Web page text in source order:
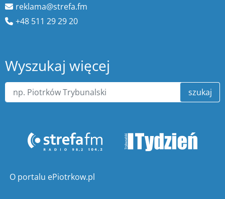
reklama@strefa.fm
+48 511 29 29 20
Wyszukaj więcej
szukaj
O portalu ePiotrkow.pl